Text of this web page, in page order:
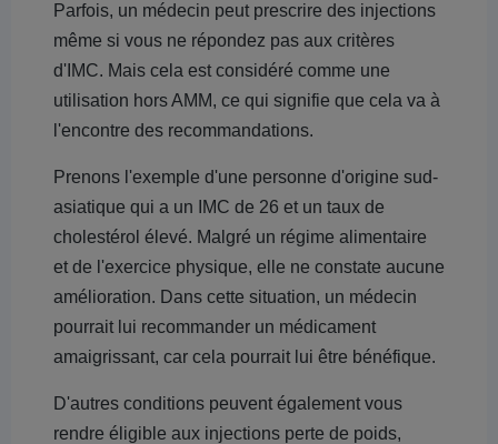
Parfois, un médecin peut prescrire des injections
même si vous ne répondez pas aux critères
d'IMC. Mais cela est considéré comme une
utilisation hors AMM, ce qui signifie que cela va à
l'encontre des recommandations.
Prenons l'exemple d'une personne d'origine sud-
asiatique qui a un IMC de 26 et un taux de
cholestérol élevé. Malgré un régime alimentaire
et de l'exercice physique, elle ne constate aucune
amélioration. Dans cette situation, un médecin
pourrait lui recommander un médicament
amaigrissant, car cela pourrait lui être bénéfique.
D'autres conditions peuvent également vous
rendre éligible aux injections perte de poids,